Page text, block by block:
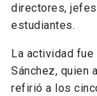
directores,
estudiantes.
La actividad
Sánchez, quien
refirió a los